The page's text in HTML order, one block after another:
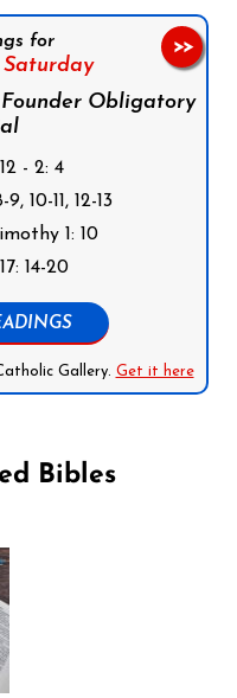
for
Saturday
Obligatory
- 2: 4
10-11, 12-13
1: 10
14-20
Gallery. Get it here
>>
Bibles